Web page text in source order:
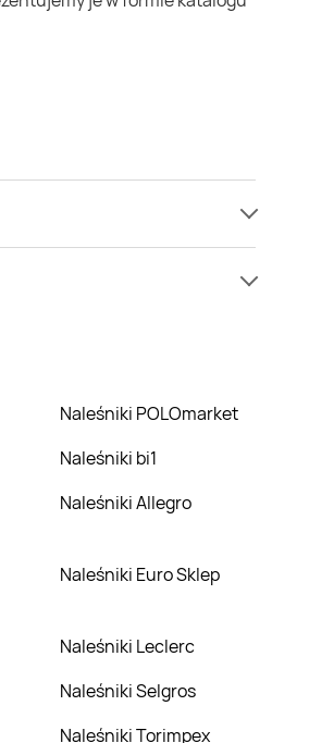
Naleśniki POLOmarket
Naleśniki bi1
Naleśniki Allegro
Naleśniki Euro Sklep
Naleśniki Leclerc
Naleśniki Selgros
Naleśniki Torimpex